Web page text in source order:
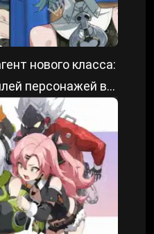
нового класса:
персонажей в